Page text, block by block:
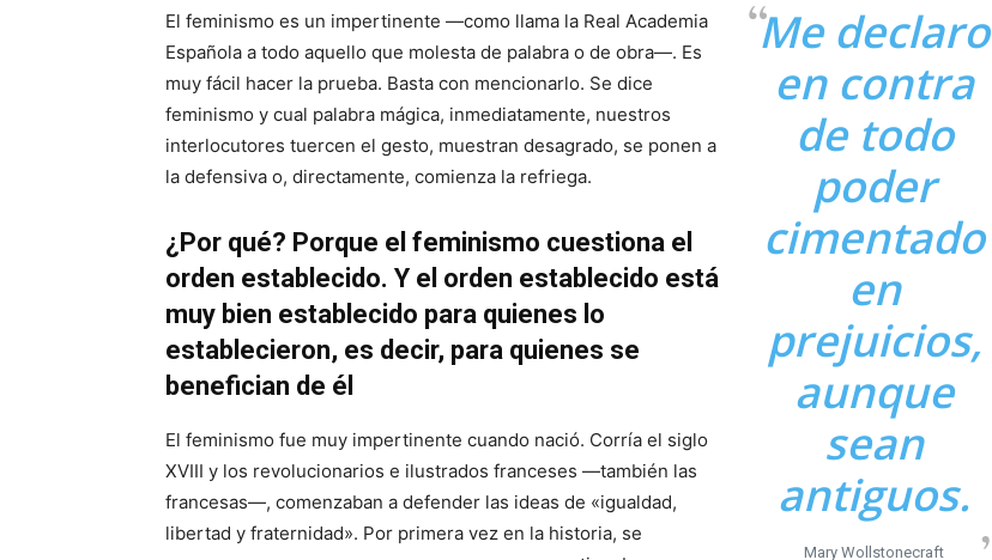
Me declaro
en contra
de todo
poder
cimentado
en
prejuicios,
aunque
sean
antiguos.
Mary Wollstonecraft
El feminismo es un impertinente —como llama la Real Academia
Española a todo aquello que molesta de palabra o de obra—. Es
muy fácil hacer la prueba. Basta con mencionarlo. Se dice
feminismo y cual palabra mágica, inmediatamente, nuestros
interlocutores tuercen el gesto, muestran desagrado, se ponen a
la defensiva o, directamente, comienza la refriega.
¿Por qué? Porque el feminismo cuestiona el
orden establecido. Y el orden establecido está
muy bien establecido para quienes lo
establecieron, es decir, para quienes se
benefician de él
El feminismo fue muy impertinente cuando nació. Corría el siglo
XVIII y los revolucionarios e ilustrados franceses —también las
francesas—, comenzaban a defender las ideas de «igualdad,
libertad y fraternidad». Por primera vez en la historia, se